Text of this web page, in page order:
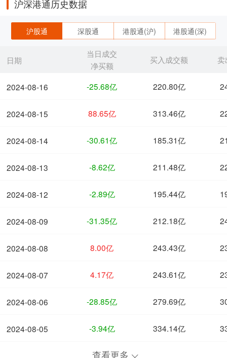
沪深港通历史数据
沪股通 深股通 港股通(沪) 港股通(深)
日期
2024-08-16
2024-08-15
2024-08-14
2024-08-13
2024-08-12
2024-08-09
2024-08-08
2024-08-07
2024-08-06
2024-08-05
当日成交
净买额
买入成交额 卖
-25.68亿 220.80亿
88.65亿 313.46亿
-30.61亿 185.31亿
-8.62亿 211.48亿
-2.89亿 195.44亿
-31.35亿 212.18亿
8.00亿 243.43亿
4.17亿 243.61亿
-28.85亿 279.69亿
-3.94亿 334.14亿
查看更多